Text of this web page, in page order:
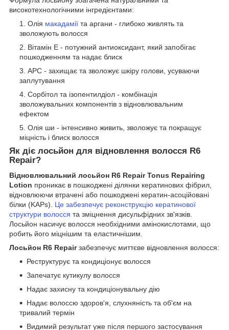
високотехнологічними інгредієнтами:
Олія макадамії та аргани - глибоко живлять та
зволожують волосся
Вітамін Е - потужний антиоксидант, який запобігає
пошкодженням та надає блиск
АРС - захищає та зволожує шкіру голови, усуваючи
заплутування
Сорбітол та ізопентилдіол - комбінація
зволожувальних компонентів з відновлювальним
ефектом
Олія ши - інтенсивно живить, зволожує та покращує
міцність і блиск волосся
Як діє лосьйон для відновлення волосся R6
Repair?
Відновлювальний лосьйон R6 Repair Tonus Repairing
Lotion проникає в пошкоджені ділянки кератинових фібрил,
відновлюючи втрачені або пошкоджені кератин-асоційовані
білки (KAPs). Це забезпечує реконструкцію кератинової
структури волосся та зміцнення дисульфідних зв'язків.
Лосьйон насичує волосся необхідними амінокислотами, що
робить його міцнішим та еластичнішим.
Лосьйон R6 Repairзабезпечує миттєве відновлення волосся:
Реструктурує та кондиціонує волосся
Запечатує кутикулу волосся
Надає захисну та кондиціонувальну дію
Надає волоссю здоров'я, слухняність та об'єм на
тривалий термін
Видимий результат уже після першого застосування